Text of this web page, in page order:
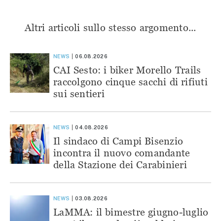
Altri articoli sullo stesso argomento...
NEWS 06.08.2026
CAI Sesto: i biker Morello Trails
raccolgono cinque sacchi di rifiuti
sui sentieri
NEWS 04.08.2026
Il sindaco di Campi Bisenzio
incontra il nuovo comandante
della Stazione dei Carabinieri
NEWS 03.08.2026
LaMMA: il bimestre giugno-luglio